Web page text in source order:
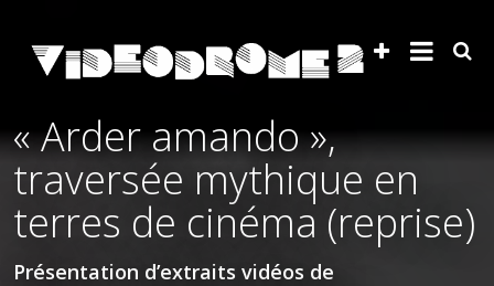
« Arder amando »,
traversée mythique en
terres de cinéma (reprise)
Présentation d’extraits vidéos de